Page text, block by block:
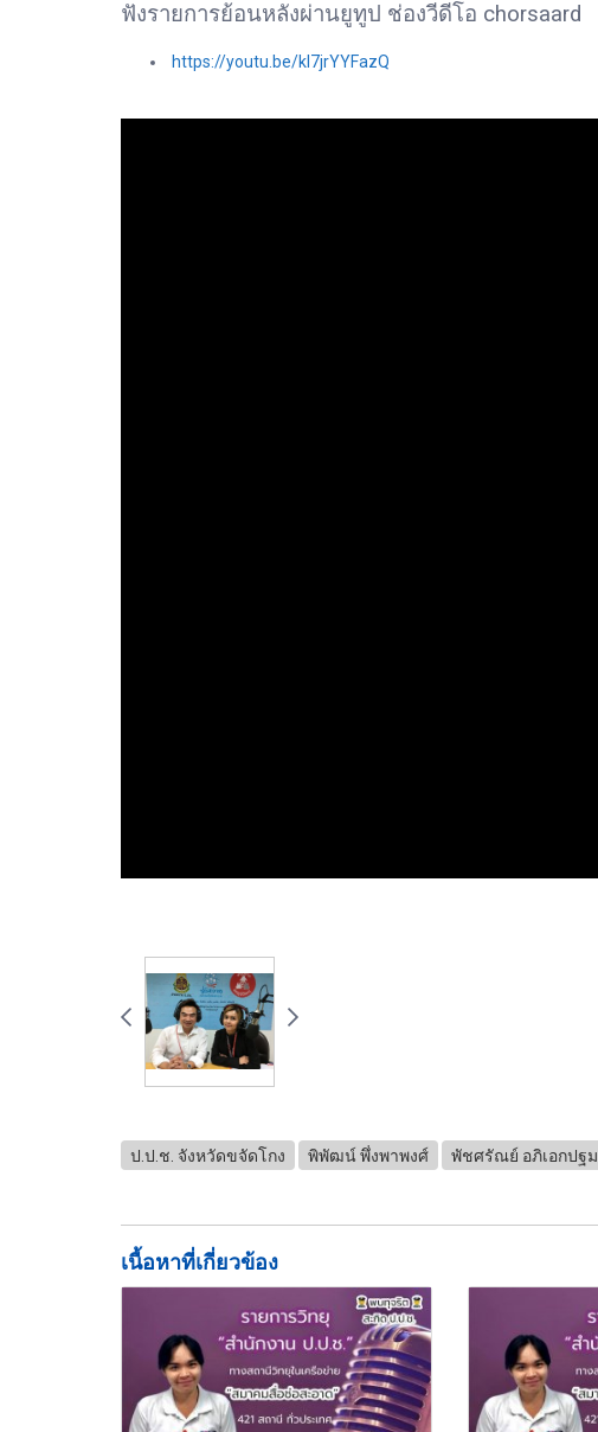
ฟังรายการย้อนหลังผ่านยูทูป ช่องวีดีโอ chorsaard
https://youtu.be/kI7jrYYFazQ
ป.ป.ช. จังหวัดขจัดโกง พิพัฒน์ พึ่งพาพงศ์ พัชศรัณย์ อภิเอกปฐม
เนื้อหาที่เกี่ยวข้อง